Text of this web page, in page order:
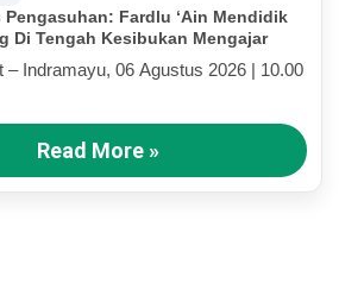
Fardlu ‘Ain Mendidik
Di Tengah Kesibukan Mengajar
– Indramayu, 06 Agustus 2026 | 10.00
Read More »